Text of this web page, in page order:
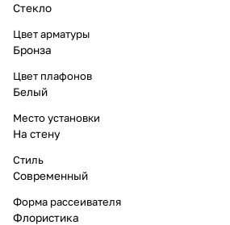
Стекло
Цвет арматуры
Бронза
Цвет плафонов
Белый
Место установки
На стену
Стиль
Современный
Форма рассеивателя
Флористика